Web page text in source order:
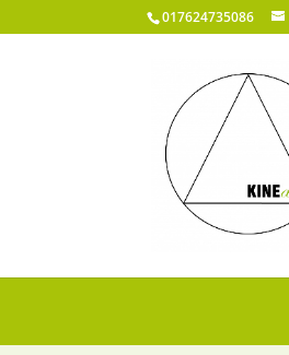
017624735086